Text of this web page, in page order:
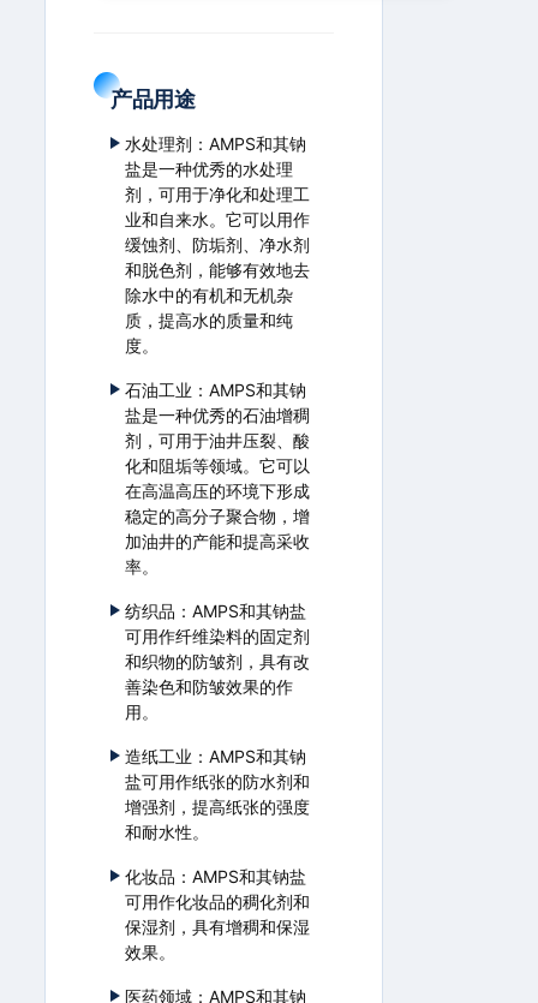
产品用途
水处理剂：AMPS和其钠
盐是一种优秀的水处理
剂，可用于净化和处理工
业和自来水。它可以用作
缓蚀剂、防垢剂、净水剂
和脱色剂，能够有效地去
除水中的有机和无机杂
质，提高水的质量和纯
度。
石油工业：AMPS和其钠
盐是一种优秀的石油增稠
剂，可用于油井压裂、酸
化和阻垢等领域。它可以
在高温高压的环境下形成
稳定的高分子聚合物，增
加油井的产能和提高采收
率。
纺织品：AMPS和其钠盐
可用作纤维染料的固定剂
和织物的防皱剂，具有改
善染色和防皱效果的作
用。
造纸工业：AMPS和其钠
盐可用作纸张的防水剂和
增强剂，提高纸张的强度
和耐水性。
化妆品：AMPS和其钠盐
可用作化妆品的稠化剂和
保湿剂，具有增稠和保湿
效果。
医药领域：AMPS和其钠